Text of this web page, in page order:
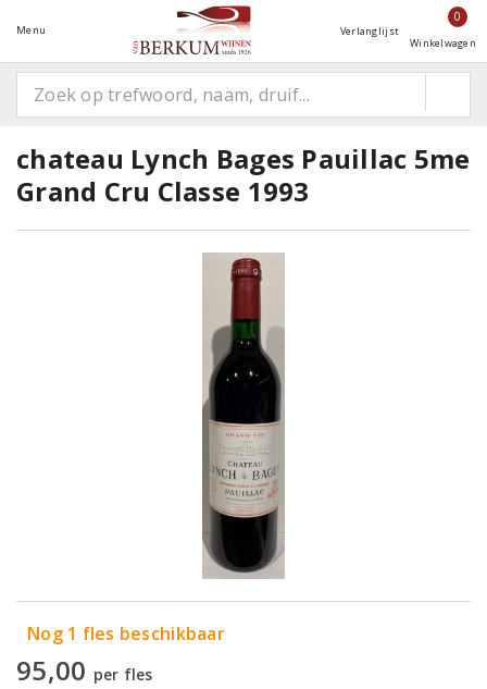
Menu Verlanglijst
0
Winkelwagen
chateau Lynch Bages Pauillac 5me
Grand Cru Classe 1993
Nog 1 fles beschikbaar
95,00 per fles